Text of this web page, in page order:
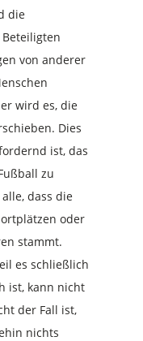
die
von anderer
wird es, die
Dies
ist, das
zu
dass die
oder
stammt.
es schließlich
ist, kann nicht
der Fall ist,
nichts